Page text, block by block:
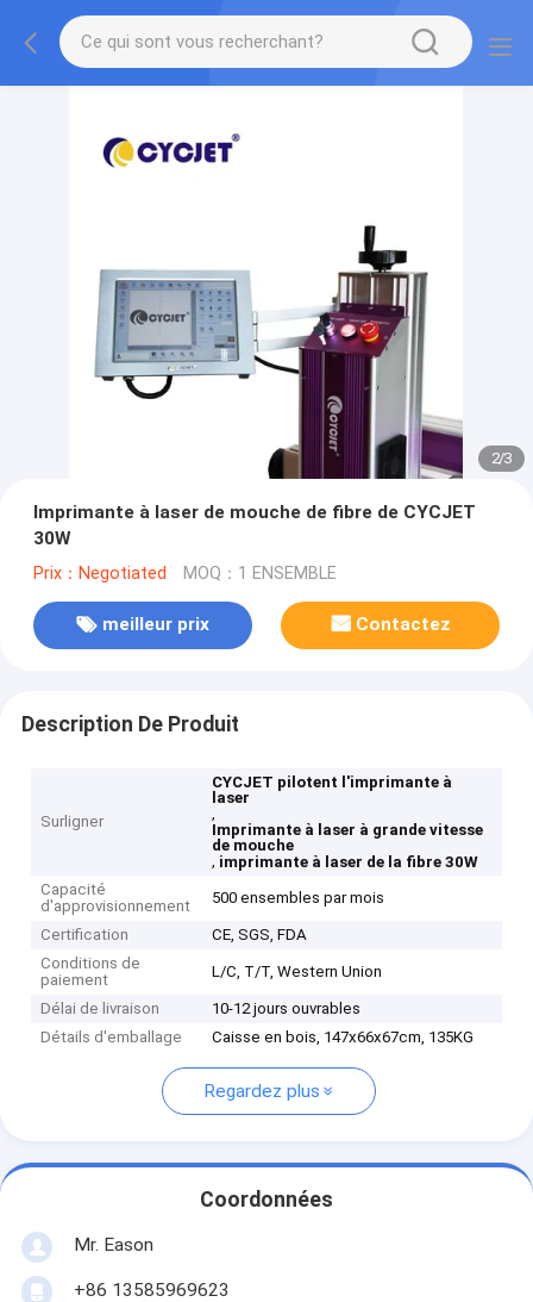
2/3
Imprimante à laser de mouche de fibre de CYCJET
30W
Prix：Negotiated MOQ：1 ENSEMBLE
meilleur prix Contactez
Description De Produit
Surligner
CYCJET pilotent l'imprimante à
laser
,
Imprimante à laser à grande vitesse
de mouche
, imprimante à laser de la fibre 30W
Capacité
d'approvisionnement
500 ensembles par mois
Certification
CE, SGS, FDA
Conditions de
paiement
L/C, T/T, Western Union
Délai de livraison
10-12 jours ouvrables
Détails d'emballage
Caisse en bois, 147x66x67cm, 135KG
Regardez plus
Coordonnées
Mr. Eason
+86 13585969623